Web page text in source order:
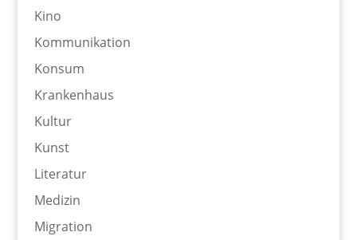
Kino
Kommunikation
Konsum
Krankenhaus
Kultur
Kunst
Literatur
Medizin
Migration